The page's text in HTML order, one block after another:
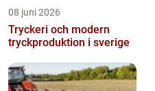
08 juni 2026
Tryckeri och modern
tryckproduktion i sverige